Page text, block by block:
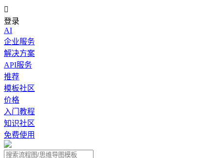

登录
AI
企业服务
解决方案
API服务
推荐
模板社区
价格
入门教程
知识社区
免费使用